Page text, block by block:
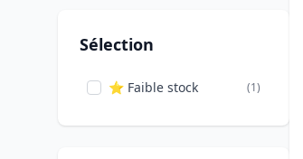
Sélection
⭐ Faible stock (1)